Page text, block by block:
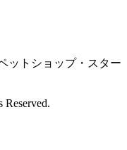
ットショップ・スター